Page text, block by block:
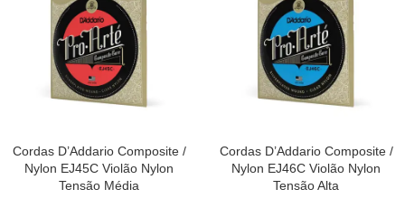
Cordas D’Addario Composite /
Nylon EJ45C Violão Nylon
Tensão Média
Cordas D’Addario Composite /
Nylon EJ46C Violão Nylon
Tensão Alta